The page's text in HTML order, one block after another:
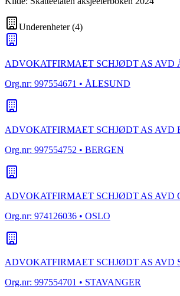
Underenheter(4)
ADVOKATFIRMAET SCHJØDT AS AVD
Org.nr: 997554671 • ÅLESUND
ADVOKATFIRMAET SCHJØDT AS AVD
Org.nr: 997554752 • BERGEN
ADVOKATFIRMAET SCHJØDT AS AVD
Org.nr: 974126036 • OSLO
ADVOKATFIRMAET SCHJØDT AS AVD
Org.nr: 997554701 • STAVANGER